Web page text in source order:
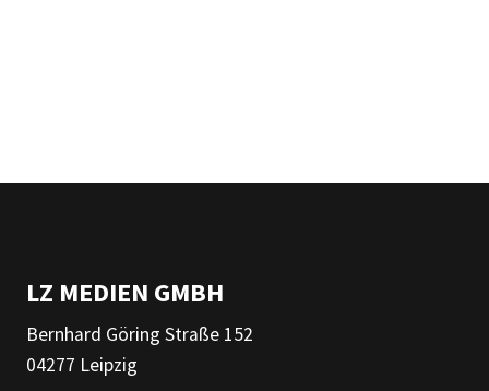
LZ MEDIEN GMBH
Bernhard Göring Straße 152
04277 Leipzig